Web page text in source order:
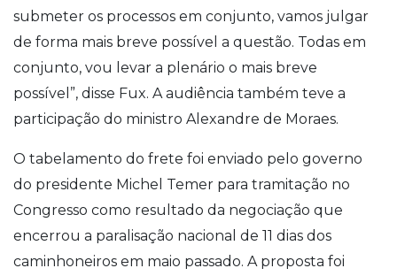
submeter os processos em conjunto, vamos julgar
de forma mais breve possível a questão. Todas em
conjunto, vou levar a plenário o mais breve
possível”, disse Fux. A audiência também teve a
participação do ministro Alexandre de Moraes.
O tabelamento do frete foi enviado pelo governo
do presidente Michel Temer para tramitação no
Congresso como resultado da negociação que
encerrou a paralisação nacional de 11 dias dos
caminhoneiros em maio passado. A proposta foi